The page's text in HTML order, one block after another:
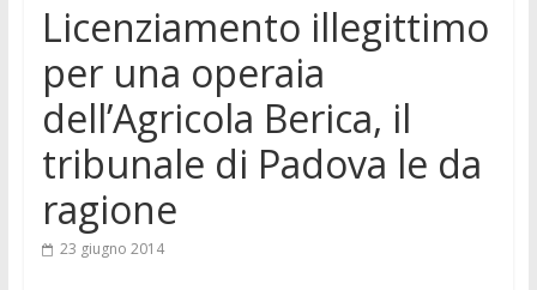
Licenziamento illegittimo
per una operaia
dell’Agricola Berica, il
tribunale di Padova le da
ragione
23 giugno 2014